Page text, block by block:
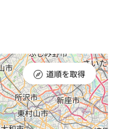
道順を取得